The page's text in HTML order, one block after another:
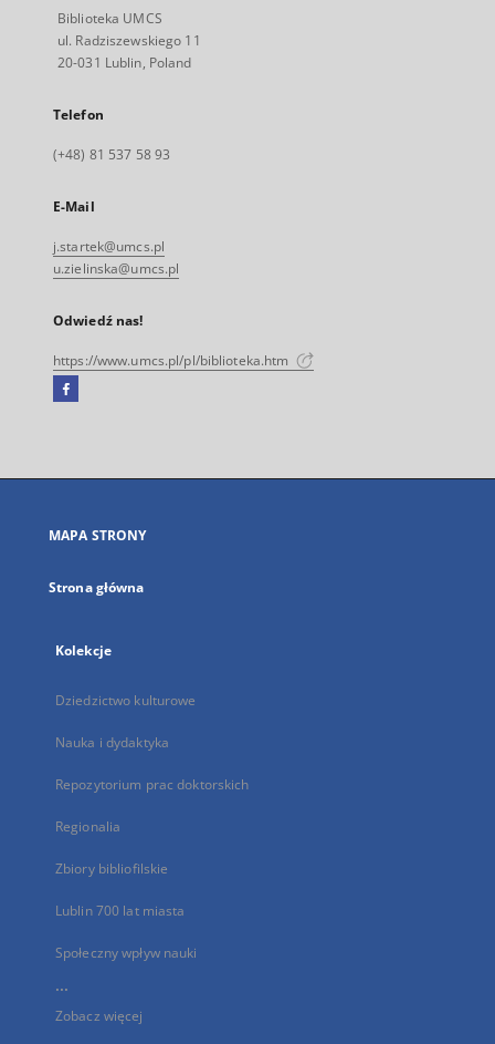
Biblioteka UMCS
ul. Radziszewskiego 11
20-031 Lublin, Poland
Telefon
(+48) 81 537 58 93
E-Mail
j.startek@umcs.pl
u.zielinska@umcs.pl
Odwiedź nas!
https://www.umcs.pl/pl/biblioteka.htm
Facebook
się
karcie
MAPA STRONY
Strona główna
Kolekcje
Dziedzictwo kulturowe
Nauka i dydaktyka
Repozytorium prac doktorskich
Regionalia
Zbiory bibliofilskie
Lublin 700 lat miasta
Społeczny wpływ nauki
...
Zobacz więcej